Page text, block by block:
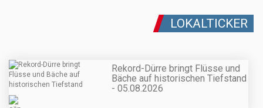
LOKALTICKER
Rekord-Dürre bringt Flüsse und
Bäche auf historischen Tiefstand
- 05.08.2026